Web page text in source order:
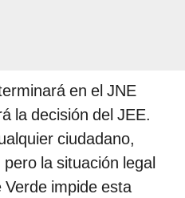
en el JNE
la decisión del JEE.
ciudadano,
la situación legal
impide esta